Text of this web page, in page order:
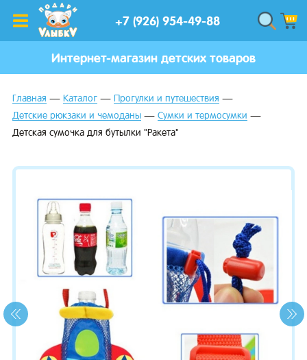
+7 (926) 954-49-88
Интернет-магазин детских товаров
Главная Каталог
Прогулки и путешествия
Детские рюкзаки и чемоданы
Сумки и термосумки
Детская сумочка для бутылки "Ракета"